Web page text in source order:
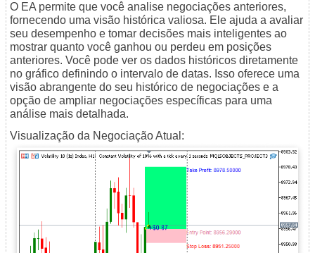
O EA permite que você analise negociações anteriores,
fornecendo uma visão histórica valiosa. Ele ajuda a avaliar
seu desempenho e tomar decisões mais inteligentes ao
mostrar quanto você ganhou ou perdeu em posições
anteriores. Você pode ver os dados históricos diretamente
no gráfico definindo o intervalo de datas. Isso oferece uma
visão abrangente do seu histórico de negociações e a
opção de ampliar negociações específicas para uma
análise mais detalhada.
Visualização da Negociação Atual: